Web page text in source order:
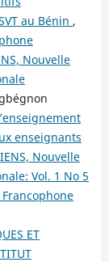
au Bénin ,
Nouvelle
enseignants
Nouvelle
Vol. 1 No 5
Francophone
ET